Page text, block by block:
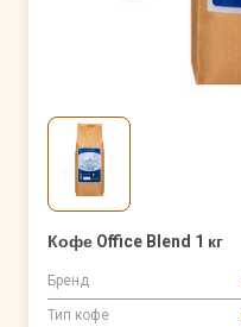
Кофе Office Blend 1 кг
Бренд
Тип кофе